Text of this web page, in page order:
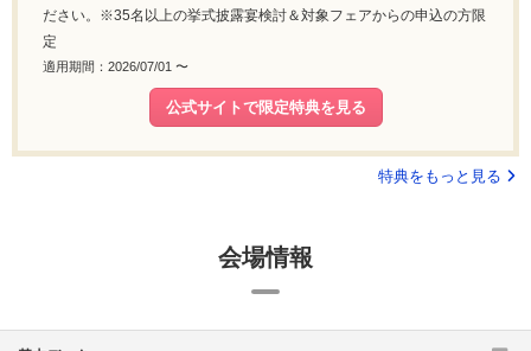
ださい。※35名以上の挙式披露宴検討＆対象フェアからの申込の方限
定
適用期間：2026/07/01 〜
公式サイトで限定特典を見る
特典をもっと見る
会場情報